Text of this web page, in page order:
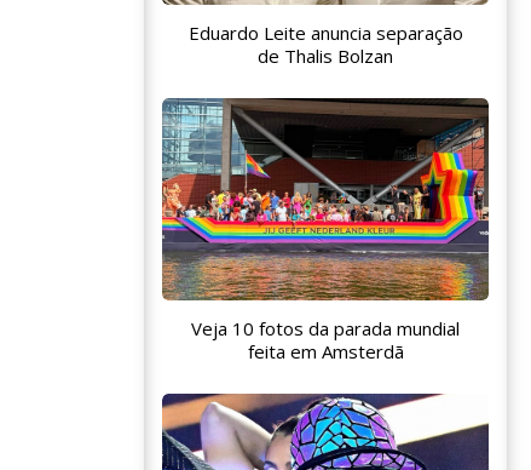
Eduardo Leite anuncia separação
de Thalis Bolzan
Veja 10 fotos da parada mundial
feita em Amsterdã